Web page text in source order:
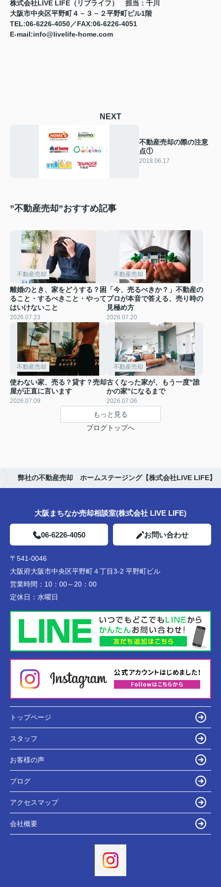
株式会社LIVE LIFE（リブライフ） 担当：千川
大阪市中央区平野町４－３－２平野町ビル1階
TEL:06-6226-4050／FAX:06-6226-4051
E-mail:info@livelife-home.com
NEXT
不動産売却の際の注意
点①
2018.06.17
”不動産売却”おすすめ記事
不動産売却
離婚のとき、家をどうする？困
ること・するべきこと・やって
はいけないこと
2026.07.23
不動産売却
「今、売るべきか？」不動産の
プロが本音で答える、売り時の
見極め方
2026.07.20
不動産売却
使わない家、売る？貸す？売却
屋が正直に言います
2026.07.09
不動産売却
古くなった家が、もう一度"誰
かの家"になるまで
2026.07.06
もっと見る
ブログトップへ
弊社の不動産売却 ホームステージング【株式会社LIVE LIFE】
大阪まちなか売却相談室(株式会社 LIVE LIFE)
06-6226-4050 お問い合わせ
〒541-0046
大阪府大阪市中央区平野町４丁目3-2 平野町ビル
営業時間： 10：00～20：00
定休日： 水曜日
トップページ
スタッフ
お客様の声
ブログ
アクセスマップ
会社概要